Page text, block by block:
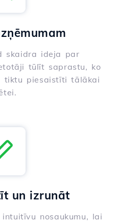
skaidra ideja par
tūlīt saprastu, ko
tiktu piesaistīti tālākai
un izrunāt
nosaukumu, lai